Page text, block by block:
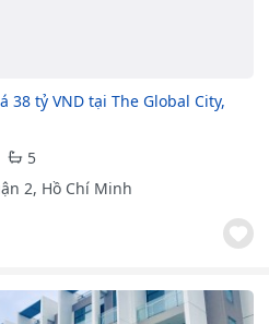
38 tỷ VND tại The Global City,
5
2, Hồ Chí Minh